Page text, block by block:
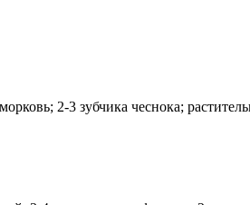
2-3 зубчика чеснока;